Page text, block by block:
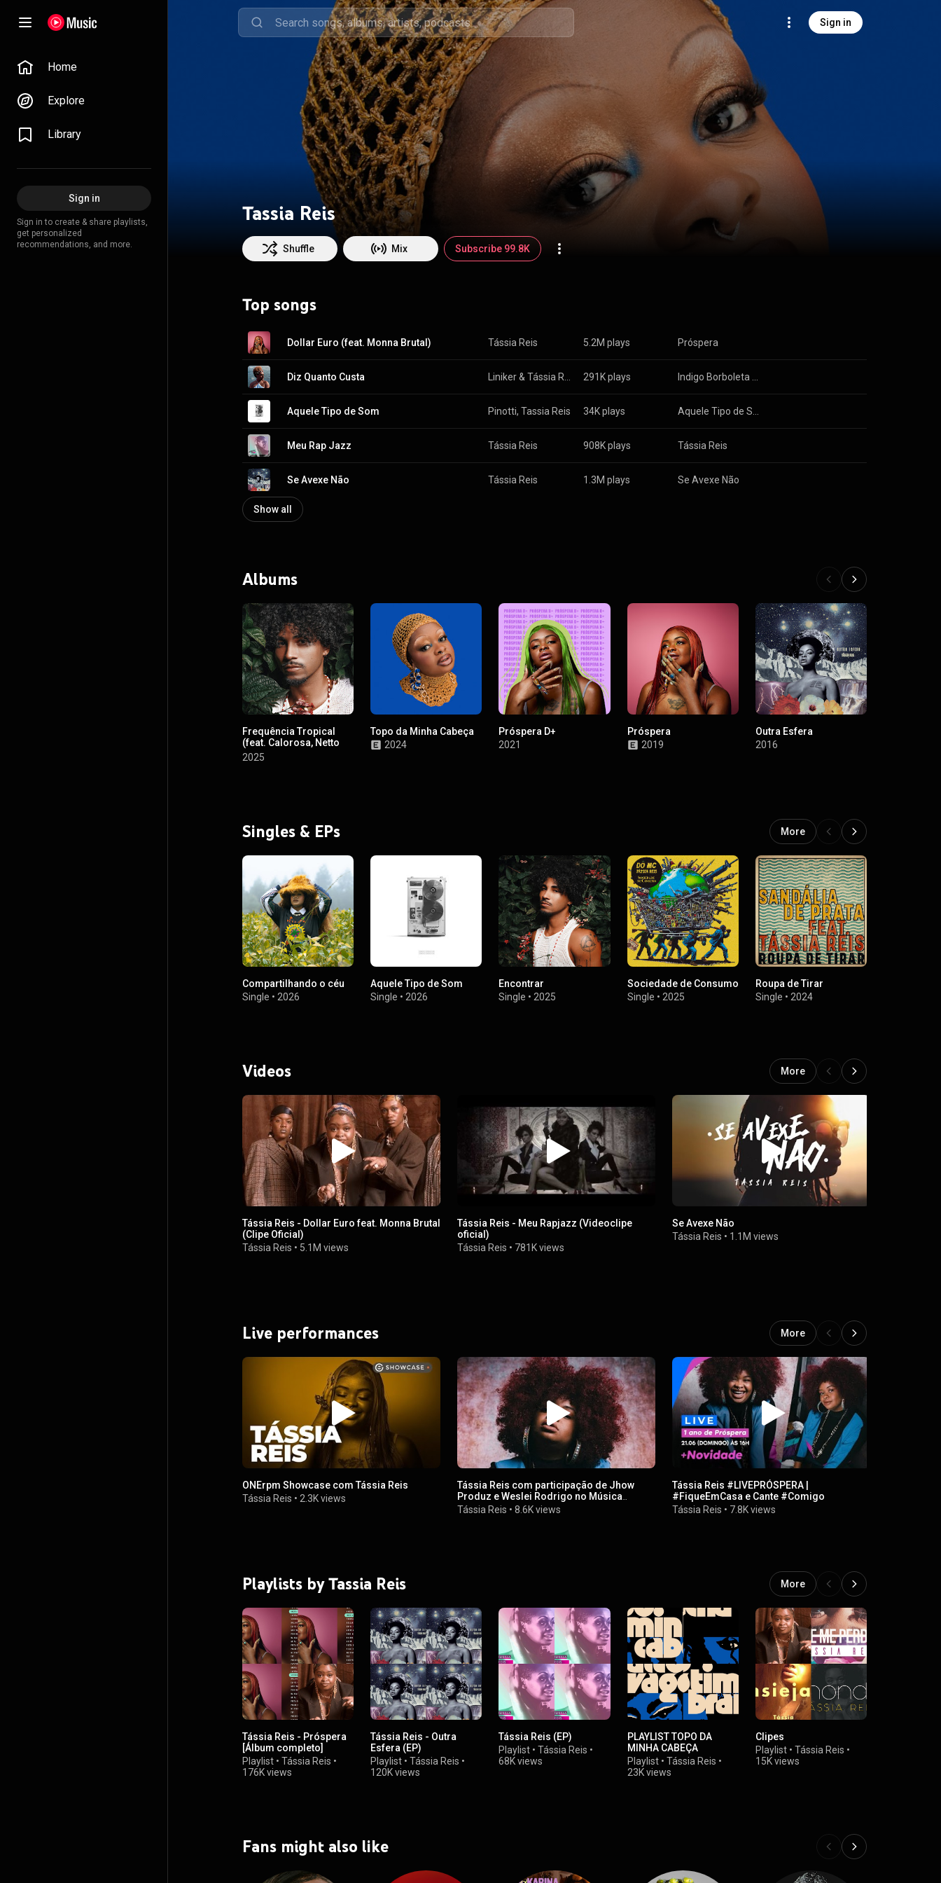
Sign in
Home
Explore
Library
Sign in
Sign in to create & share playlists,
get personalized
recommendations, and more.
Tassia Reis
Shuffle Mix Subscribe 99.8K
Top songs
Dollar Euro (feat. Monna Brutal) Tássia Reis 5.2M plays Próspera
Diz Quanto Custa Liniker & 291K plays
Aquele Tipo de Som Pinotti, Tassia Reis Jean Tassy
34K plays
Meu Rap Jazz Tássia Reis 908K plays Tássia Reis
Se Avexe Não Tássia Reis 1.3M plays Se Avexe Não
Show all
Albums
Frequência Tropical
(feat. Calorosa, Netto
Galdino, Forró Beats &
2025
Topo da Minha Cabeça
2024
Próspera D+
2021
Próspera
2019
Outra Esfera
2016
Singles & EPs More
Compartilhando o céu
Single • 2026
Aquele Tipo de Som
Single • 2026
Encontrar
Single • 2025
Sociedade de Consumo
Single • 2025
Roupa de Tirar
Single • 2024
Videos More
Tássia Reis - Dollar Euro feat. Monna Brutal
(Clipe Oficial)
Tássia Reis • 5.1M views
Tássia Reis - Meu Rapjazz (Videoclipe
oficial)
Tássia Reis • 781K views
Se Avexe Não
Tássia Reis • 1.1M views
Live performances More
ONErpm Showcase com Tássia Reis
Tássia Reis • 2.3K views
Tássia Reis com participação de Jhow
Produz e Weslei Rodrigo no Música
#EmCasaComSesc
Tássia Reis •8.6K views
Tássia Reis #LIVEPRÓSPERA |
#FiqueEmCasa e Cante #Comigo
Tássia Reis • 7.8K views
Playlists by Tassia Reis More
Tássia Reis - Próspera
[Álbum completo]
Playlist • Tássia Reis •
176K views
Tássia Reis - Outra
Esfera (EP)
Playlist •Tássia Reis •
120K views
Tássia Reis (EP)
Playlist •Tássia Reis •
68K views
PLAYLIST TOPO DA
MINHA CABEÇA
Playlist• Tássia Reis •
23K views
Clipes
Playlist• Tássia Reis •
15K views
Fans might also like